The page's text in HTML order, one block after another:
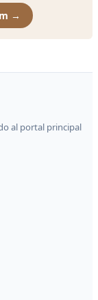
→
al portal principal